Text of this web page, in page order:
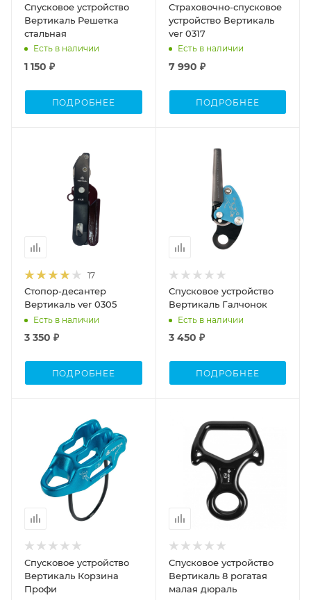
Спусковое устройство
Вертикаль Решетка
стальная
Есть в наличии
1 150 ₽
ПОДРОБНЕЕ
Страховочно-спусковое
устройство Вертикаль
ver 0317
Есть в наличии
7 990 ₽
ПОДРОБНЕЕ
17
Стопор-десантер
Вертикаль ver 0305
Есть в наличии
3 350 ₽
ПОДРОБНЕЕ
Спусковое устройство
Вертикаль Галчонок
Есть в наличии
3 450 ₽
ПОДРОБНЕЕ
Спусковое устройство
Вертикаль Корзина
Профи
Спусковое устройство
Вертикаль 8 рогатая
малая дюраль